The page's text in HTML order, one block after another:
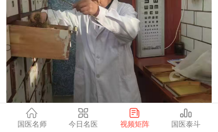
国医名师 今日名医 视频矩阵 国医泰斗